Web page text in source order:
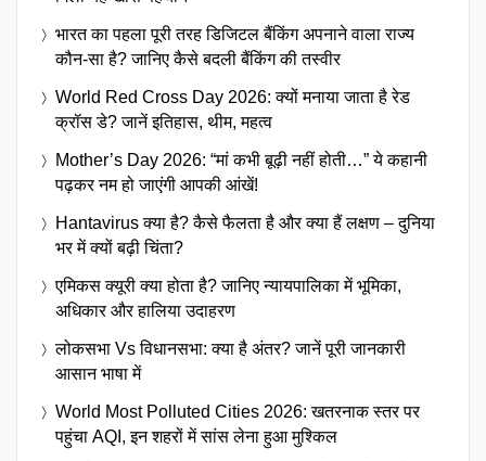
भारत का पहला पूरी तरह डिजिटल बैंकिंग अपनाने वाला राज्य
कौन-सा है? जानिए कैसे बदली बैंकिंग की तस्वीर
World Red Cross Day 2026: क्यों मनाया जाता है रेड
क्रॉस डे? जानें इतिहास, थीम, महत्व
Mother’s Day 2026: “मां कभी बूढ़ी नहीं होती…” ये कहानी
पढ़कर नम हो जाएंगी आपकी आंखें!
Hantavirus क्या है? कैसे फैलता है और क्या हैं लक्षण – दुनिया
भर में क्यों बढ़ी चिंता?
एमिकस क्यूरी क्या होता है? जानिए न्यायपालिका में भूमिका,
अधिकार और हालिया उदाहरण
लोकसभा Vs विधानसभा: क्या है अंतर? जानें पूरी जानकारी
आसान भाषा में
World Most Polluted Cities 2026: खतरनाक स्तर पर
पहुंचा AQI, इन शहरों में सांस लेना हुआ मुश्किल